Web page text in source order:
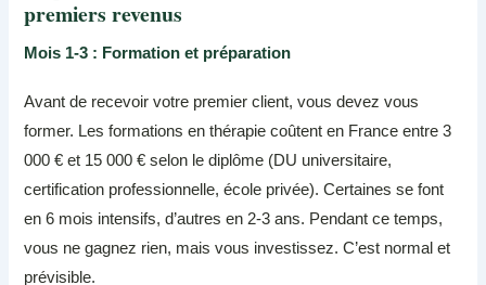
premiers revenus
Mois 1-3 : Formation et préparation
Avant de recevoir votre premier client, vous devez vous
former. Les formations en thérapie coûtent en France entre 3
000 € et 15 000 € selon le diplôme (DU universitaire,
certification professionnelle, école privée). Certaines se font
en 6 mois intensifs, d’autres en 2-3 ans. Pendant ce temps,
vous ne gagnez rien, mais vous investissez. C’est normal et
prévisible.